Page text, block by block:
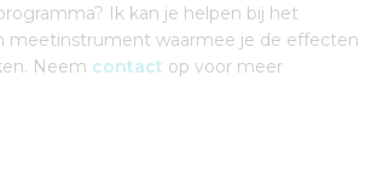
Ik kan je helpen bij het
meetinstrument waarmee je de effecten
Neem contact op voor meer